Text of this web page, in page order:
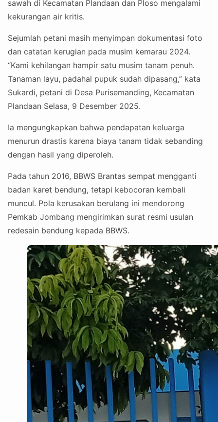
sawah di Kecamatan Plandaan dan Ploso mengalami
kekurangan air kritis.
Sejumlah petani masih menyimpan dokumentasi foto
dan catatan kerugian pada musim kemarau 2024.
“Kami kehilangan hampir satu musim tanam penuh.
Tanaman layu, padahal pupuk sudah dipasang,” kata
Sukardi, petani di Desa Purisemanding, Kecamatan
Plandaan Selasa, 9 Desember 2025.
Ia mengungkapkan bahwa pendapatan keluarga
menurun drastis karena biaya tanam tidak sebanding
dengan hasil yang diperoleh.
Pada tahun 2016, BBWS Brantas sempat mengganti
badan karet bendung, tetapi kebocoran kembali
muncul. Pola kerusakan berulang ini mendorong
Pemkab Jombang mengirimkan surat resmi usulan
redesain bendung kepada BBWS.